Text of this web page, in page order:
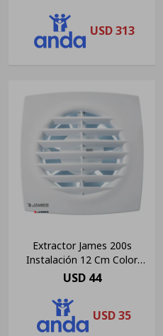
USD 313
Extractor James 200s
Instalación 12 Cm Color
Blanco
USD 44
USD35